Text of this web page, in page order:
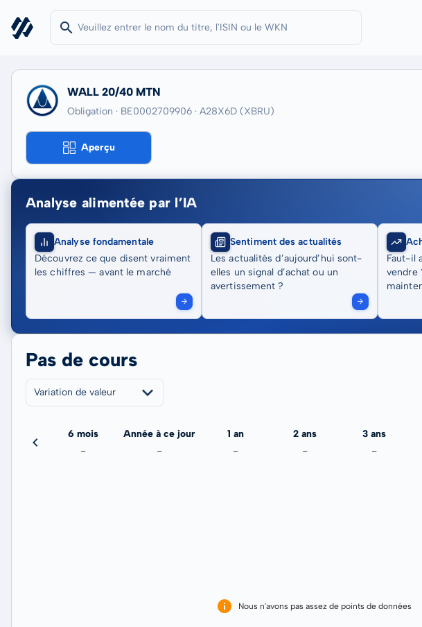
WALL 20/40 MTN
Obligation · BE0002709906 · A28X6D (XBRU)
Aperçu
Analyse alimentée par l’IA
Analyse fondamentale
Découvrez ce que disent vraiment
les chiffres — avant le marché
Sentiment des actualités
Les actualités d’aujourd’hui sont-
elles un signal d’achat ou un
avertissement ?
Faut-il
vendre
Pas de cours
Variation de valeur
6 mois
-
Année à ce jour
-
1 an
-
2 ans
-
3 ans
-
Nous n'avons pas assez de points de données